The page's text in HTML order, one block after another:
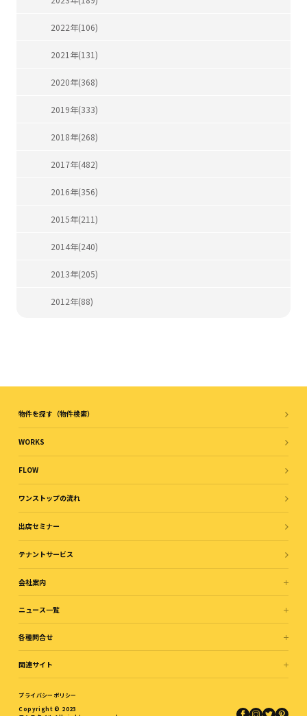
2022年(106)
2021年(131)
2020年(368)
2019年(333)
2018年(268)
2017年(482)
2016年(356)
2015年(211)
2014年(240)
2013年(205)
2012年(88)
物件を探す（物件検索）
WORKS
FLOW
ワンストップの流れ
出店セミナー
テナントサービス
会社案内
ニュース一覧
各種問合せ
関連サイト
プライバシーポリシー
Copyright © 2023